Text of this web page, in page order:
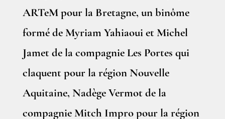
ARTeM pour la Bretagne, un binôme
formé de Myriam Yahiaoui et Michel
Jamet de la compagnie Les Portes qui
claquent pour la région Nouvelle
Aquitaine, Nadège Vermot de la
compagnie Mitch Impro pour la région